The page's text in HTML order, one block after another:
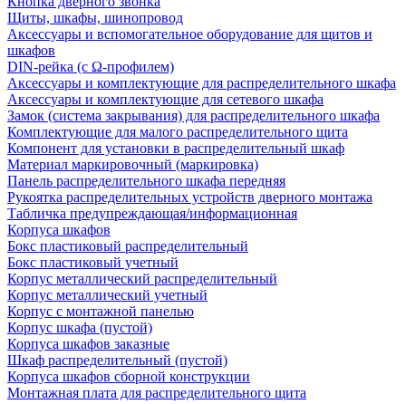
Щиты, шкафы, шинопровод
Аксессуары и вспомогательное оборудование для щитов и
шкафов
DIN-рейка (с Ω-профилем)
Аксессуары и комплектующие для распределительного шкафа
Аксессуары и комплектующие для сетевого шкафа
Замок (система закрывания) для распределительного шкафа
Комплектующие для малого распределительного щита
Компонент для установки в распределительный шкаф
Материал маркировочный (маркировка)
Панель распределительного шкафа передняя
Рукоятка распределительных устройств дверного монтажа
Табличка предупреждающая/информационная
Корпуса шкафов
Бокс пластиковый распределительный
Бокс пластиковый учетный
Корпус металлический распределительный
Корпус металлический учетный
Корпус с монтажной панелью
Корпус шкафа (пустой)
Корпуса шкафов заказные
Шкаф распределительный (пустой)
Корпуса шкафов сборной конструкции
Монтажная плата для распределительного щита